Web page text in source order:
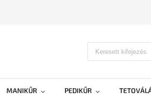
MANIKŰR PEDIKŰR